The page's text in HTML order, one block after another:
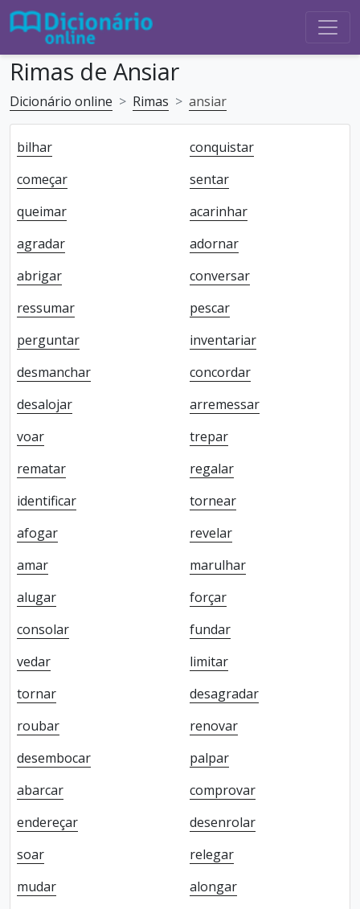
Rimas de Ansiar
Dicionário online Rimas ansiar
bilhar
conquistar
começar
sentar
queimar
acarinhar
agradar
adornar
abrigar
conversar
ressumar
pescar
perguntar
inventariar
desmanchar
concordar
desalojar
arremessar
voar
trepar
rematar
regalar
identificar
tornear
afogar
revelar
amar
marulhar
alugar
forçar
consolar
fundar
vedar
limitar
tornar
desagradar
roubar
renovar
desembocar
palpar
abarcar
comprovar
endereçar
desenrolar
soar
relegar
mudar
alongar